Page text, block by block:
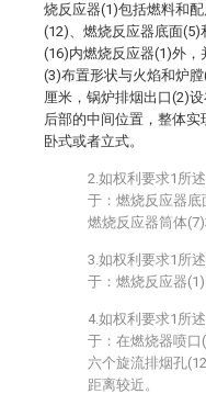
烧反应器(1)包括燃料和
(12)、燃烧反应器底面
(16)内燃烧反应器(1)外
(3)布置形状与火焰和炉
厘米，锅炉排烟出口(2)
后部的中间位置，整体实
卧式或者立式。
2.如权利要求1所
于：燃烧反应器底
燃烧反应器筒体(7)
3.如权利要求1所
于：燃烧反应器
4.如权利要求1所
于：在燃烧器喷
六个旋流排烟孔
距离较近。